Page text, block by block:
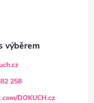
258
DOKUCH.cz